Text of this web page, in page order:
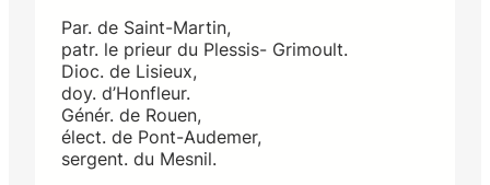
Par. de Saint-Martin,
patr. le prieur du Plessis- Grimoult.
Dioc. de Lisieux,
doy. d’Honfleur.
Génér. de Rouen,
élect. de Pont-Audemer,
sergent. du Mesnil.